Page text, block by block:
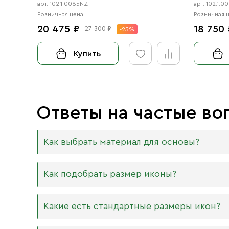
арт. 102.1.0085NZ
Розничная цена
20 475 ₽ 27 300 ₽ -25%
Купить
арт.
Розничная
18 750
Ответы на частые
Как выбрать материал для основы?
Мы изготавливаем иконы на трёх разных видах
МДФ. Ламинированная древесно-
Как подобрать размер иконы?
Никаких строгих правил по тому, какого
Какие есть стандартные размеры икон?